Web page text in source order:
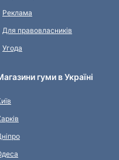
Реклама
Для правовласників
Угода
гуми в Україні